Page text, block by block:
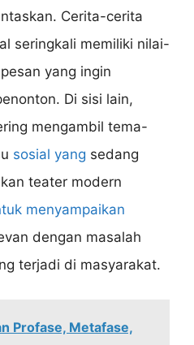
Cerita-cerita
seringkali memiliki nilai-
yang ingin
Di sisi lain,
mengambil tema-
sosial yang sedang
teater modern
menyampaikan
dengan masalah
terjadi di masyarakat.
Profase, Metafase,